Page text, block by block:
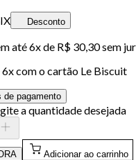
Desconto
até6x de R$ 30,30 sem
6x com o cartão Le Biscuit
de pagamento
a quantidade desejada
Adicionar ao carrinho